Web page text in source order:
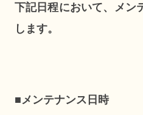
下記日程において、メン
します。
■メンテナンス日時